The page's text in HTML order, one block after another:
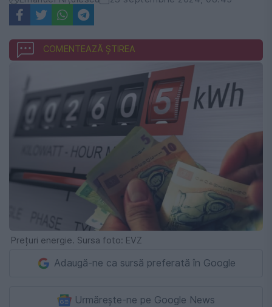
COMENTEAZĂ ȘTIREA
Prețuri energie. Sursa foto: EVZ
Adaugă-ne ca sursă preferată în Google
Urmărește-ne pe Google News